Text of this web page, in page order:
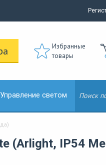
Избранные
товары
Управление светом
(Arlight, IP54